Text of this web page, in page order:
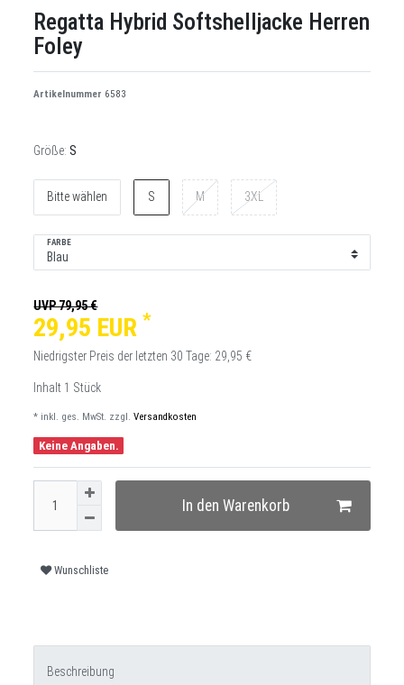
Regatta Hybrid Softshelljacke Herren
Foley
Artikelnummer 6583
Größe: S
Bitte wählen S M 3XL
FARBE
UVP 79,95 €
29,95 EUR *
Niedrigster Preis der letzten 30 Tage: 29,95 €
Inhalt 1 Stück
* inkl. ges. MwSt. zzgl. Versandkosten
Keine Angaben.
In den Warenkorb
Wunschliste
Beschreibung